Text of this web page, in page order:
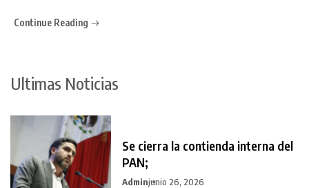
Continue Reading
Ultimas Noticias
Se cierra la contienda interna del
PAN;
Adminjunio 26, 2026